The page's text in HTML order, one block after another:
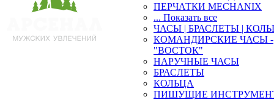
ПЕРЧАТКИ MECHANIX
... Показать все
ЧАСЫ | БРАСЛЕТЫ |
КОМАНДИРСКИЕ ЧАСЫ -
"ВОСТОК"
НАРУЧНЫЕ ЧАСЫ
БРАСЛЕТЫ
КОЛЬЦА
ПИШУЩИЕ